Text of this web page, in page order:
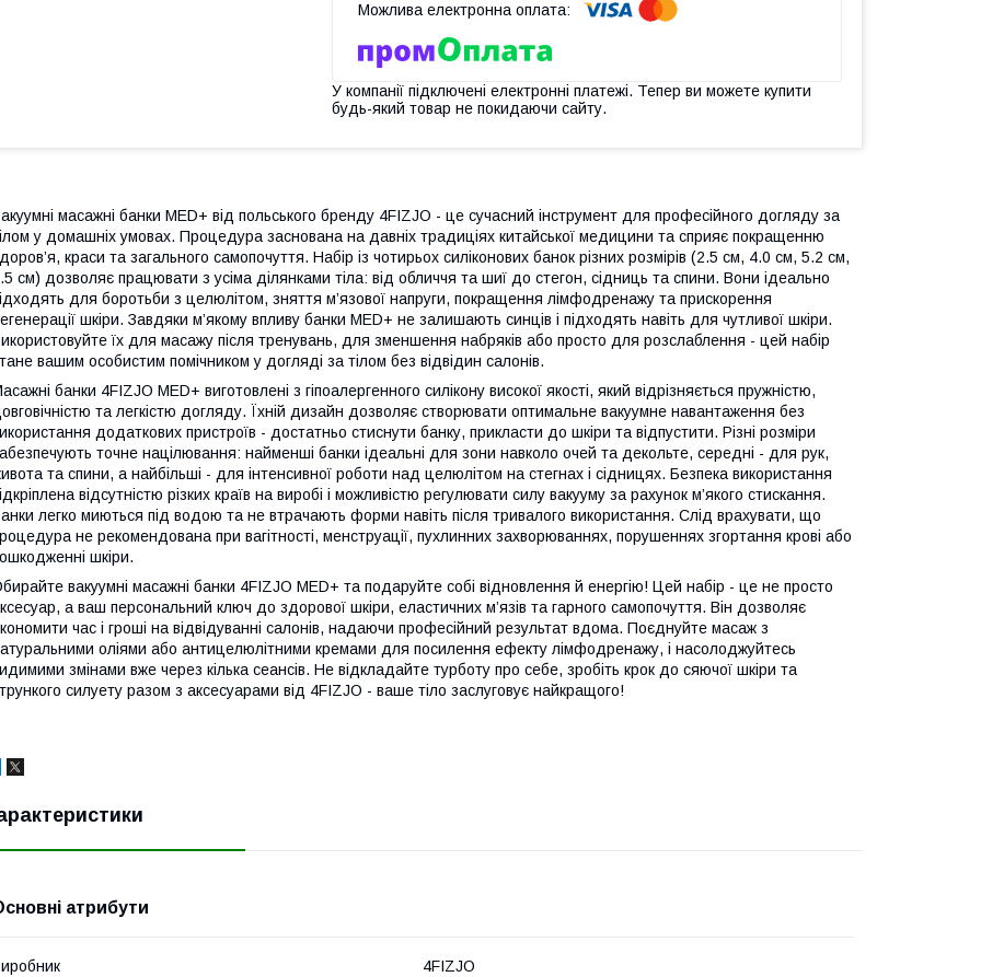
У компанії підключені електронні платежі. Тепер ви можете купити
будь-який товар не покидаючи сайту.
масажні банки MED+ від польського бренду 4FIZJO - це сучасний інструмент для професійного догляду за
у домашніх умовах. Процедура заснована на давніх традиціях китайської медицини та сприяє покращенню
краси та загального самопочуття. Набір із чотирьох силіконових банок різних розмірів (2.5 см, 4.0 см, 5.2 см,
см) дозволяє працювати з усіма ділянками тіла: від обличчя та шиї до стегон, сідниць та спини. Вони ідеально
для боротьби з целюлітом, зняття м’язової напруги, покращення лімфодренажу та прискорення
шкіри. Завдяки м’якому впливу банки MED+ не залишають синців і підходять навіть для чутливої шкіри.
їх для масажу після тренувань, для зменшення набряків або просто для розслаблення - цей набір
вашим особистим помічником у догляді за тілом без відвідин салонів.
банки 4FIZJO MED+ виготовлені з гіпоалергенного силікону високої якості, який відрізняється пружністю,
та легкістю догляду. Їхній дизайн дозволяє створювати оптимальне вакуумне навантаження без
додаткових пристроїв - достатньо стиснути банку, прикласти до шкіри та відпустити. Різні розміри
точне націлювання: найменші банки ідеальні для зони навколо очей та декольте, середні - для рук,
та спини, а найбільші - для інтенсивної роботи над целюлітом на стегнах і сідницях. Безпека використання
відсутністю різких країв на виробі і можливістю регулювати силу вакууму за рахунок м’якого стискання.
легко миються під водою та не втрачають форми навіть після тривалого використання. Слід врахувати, що
не рекомендована при вагітності, менструації, пухлинних захворюваннях, порушеннях згортання крові або
шкіри.
вакуумні масажні банки 4FIZJO MED+ та подаруйте собі відновлення й енергію! Цей набір - це не просто
а ваш персональний ключ до здорової шкіри, еластичних м’язів та гарного самопочуття. Він дозволяє
час і гроші на відвідуванні салонів, надаючи професійний результат вдома. Поєднуйте масаж з
оліями або антицелюлітними кремами для посилення ефекту лімфодренажу, і насолоджуйтесь
змінами вже через кілька сеансів. Не відкладайте турботу про себе, зробіть крок до сяючої шкіри та
силуету разом з аксесуарами від 4FIZJO - ваше тіло заслуговує найкращого!
атрибути
4FIZJO